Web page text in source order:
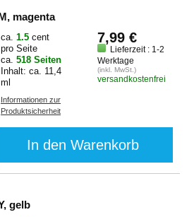
Druckerpatrone 363 M, magenta
ca. 1.5 cent
pro Seite
ca. 518 Seiten
Inhalt: ca. 11,4
ml
Informationen zur
Produktsicherheit
7,99 €
Lieferzeit : 1-2
Werktage
(inkl. MwSt.)
versandkostenfrei
In den Warenkorb
Druckerpatrone 363 Y, gelb